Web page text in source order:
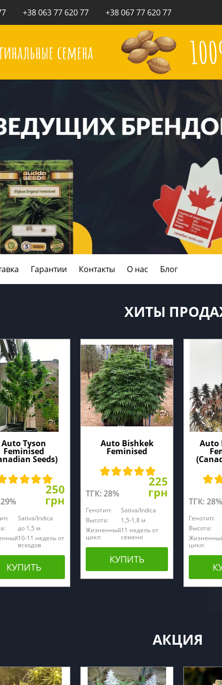
+38 063 77 620 77 +38 067 77 620 77
семена
Гарантии Контакты О нас Блог
ХИТЫ
Auto Tyson
Feminised
Seeds)
250
грн
Sativa/Indica
до 1,5 м
10-11 недель от
всходов
КУПИТЬ
Auto Bishkek
Feminised
ТГК: 28%
225
грн
Генотип:
Sativa/Indica
Высота:
1,5-1,8 м
Жизненный
цикл:
11 недель от
семени
КУПИТЬ
Auto
ТГК: 28%
Генотип:
Высота:
цикл:
АКЦИЯ